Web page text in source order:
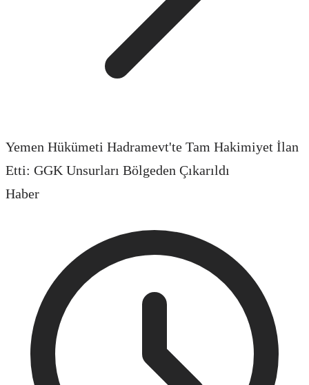
Yemen Hükümeti Hadramevt'te Tam Hakimiyet İlan
Etti: GGK Unsurları Bölgeden Çıkarıldı
Haber